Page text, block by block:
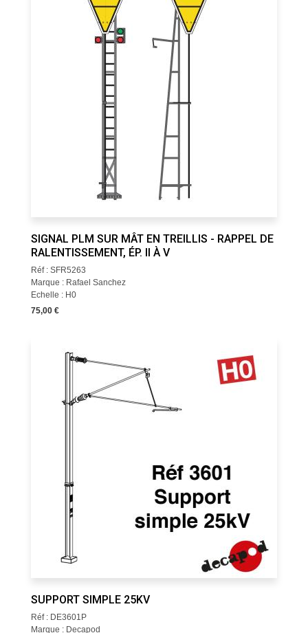
SIGNAL PLM SUR MÂT EN TREILLIS - RAPPEL DE
RALENTISSEMENT, ÉP. II À V
Réf : SFR5263
Marque : Rafael Sanchez
Echelle : H0
75,00 €
SUPPORT SIMPLE 25KV
Réf : DE3601P
Marque : Decapod